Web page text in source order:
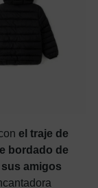
el traje de
bordado de
amigos